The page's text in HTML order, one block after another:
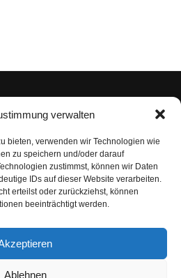
verwalten
bieten, verwenden wir Technologien wie
zu speichern und/oder darauf
zustimmst, können wir Daten
IDs auf dieser Website verarbeiten.
erteilst oder zurückziehst, können
beeinträchtigt werden.
Ablehnen